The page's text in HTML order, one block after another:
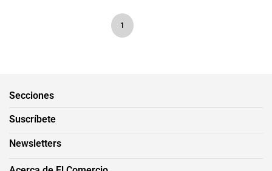
1
Secciones
Suscríbete
Newsletters